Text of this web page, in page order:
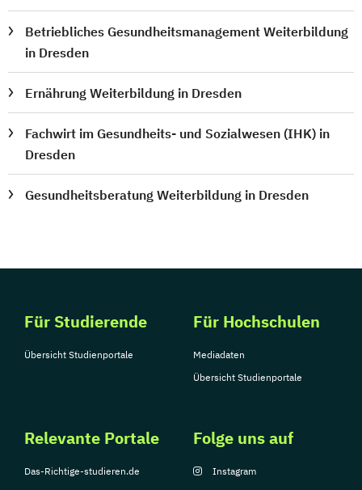
Betriebliches Gesundheitsmanagement Weiterbildung
in Dresden
Ernährung Weiterbildung in Dresden
Fachwirt im Gesundheits- und Sozialwesen (IHK) in
Dresden
Gesundheitsberatung Weiterbildung in Dresden
Für Studierende
Übersicht Studienportale
Für Hochschulen
Mediadaten
Übersicht Studienportale
Relevante Portale
Das-Richtige-studieren.de
Folge uns auf
Instagram